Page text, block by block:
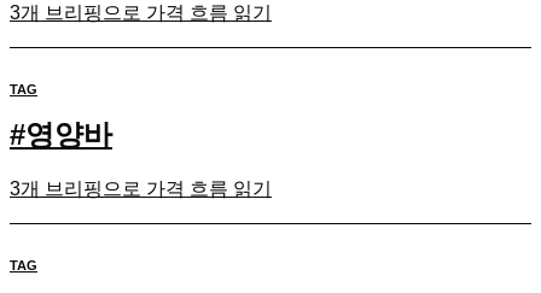
3개 브리핑으로 가격 흐름 읽기
TAG
#영양바
3개 브리핑으로 가격 흐름 읽기
TAG